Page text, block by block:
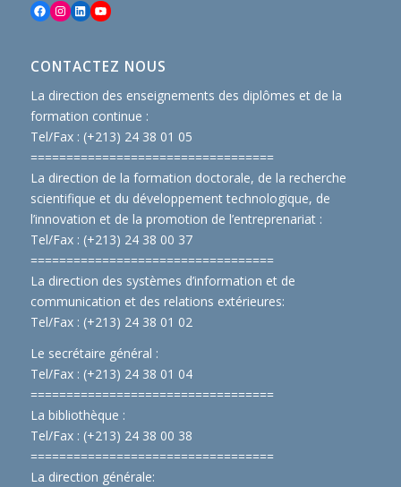
Facebook
Instagram
LinkedInYouTube
CONTACTEZ NOUS
La direction des enseignements des diplômes et de la
formation continue :
Tel/Fax : (+213) 24 38 01 05
==================================
La direction de la formation doctorale, de la recherche
scientifique et du développement technologique, de
l’innovation et de la promotion de l’entreprenariat :
Tel/Fax : (+213) 24 38 00 37
==================================
La direction des systèmes d’information et de
communication et des relations extérieures:
Tel/Fax : (+213) 24 38 01 02
Le secrétaire général :
Tel/Fax : (+213) 24 38 01 04
==================================
La bibliothèque :
Tel/Fax : (+213) 24 38 00 38
==================================
La direction générale: